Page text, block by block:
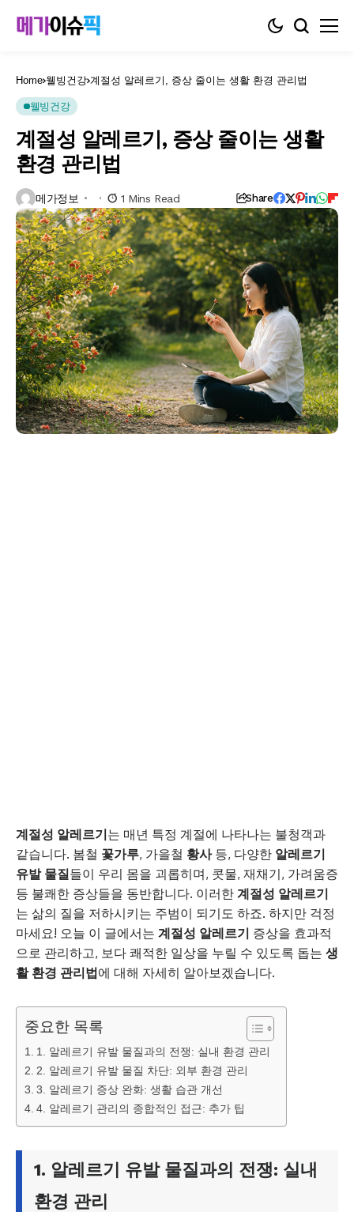
Home 웰빙건강 계절성 알레르기, 증상 줄이는 생활 환경 관리법
웰빙건강
계절성 알레르기, 증상 줄이는 생활
환경 관리법
메가정보 1 Mins Read Share
계절성 알레르기는 매년 특정 계절에 나타나는 불청객과
같습니다. 봄철 꽃가루, 가을철 황사등, 다양한 알레르기
유발 물질들이 우리 몸을 괴롭히며, 콧물, 재채기, 가려움증
등 불쾌한 증상들을 동반합니다. 이러한 계절성 알레르기
는 삶의 질을 저하시키는 주범이 되기도 하죠. 하지만 걱정
마세요! 오늘 이 글에서는 계절성 알레르기 증상을 효과적
으로 관리하고, 보다 쾌적한 일상을 누릴 수 있도록 돕는 생
활 환경 관리법에 대해 자세히 알아보겠습니다.
중요한 목록
1. 알레르기 유발 물질과의 전쟁: 실내 환경 관리
2. 알레르기 유발 물질 차단: 외부 환경 관리
3. 알레르기 증상 완화: 생활 습관 개선
4. 알레르기 관리의 종합적인 접근: 추가 팁
1. 알레르기 유발 물질 과의 전쟁: 실내
환경 관리